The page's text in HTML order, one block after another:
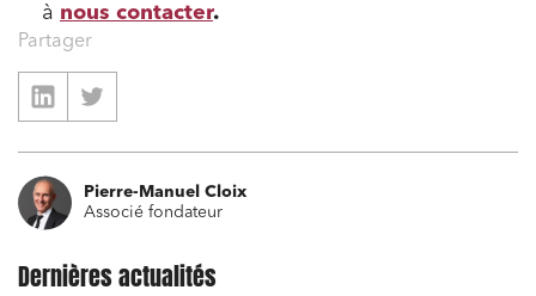
à nous contacter.
Partager
Pierre-Manuel Cloix
Associé fondateur
Dernières actualités